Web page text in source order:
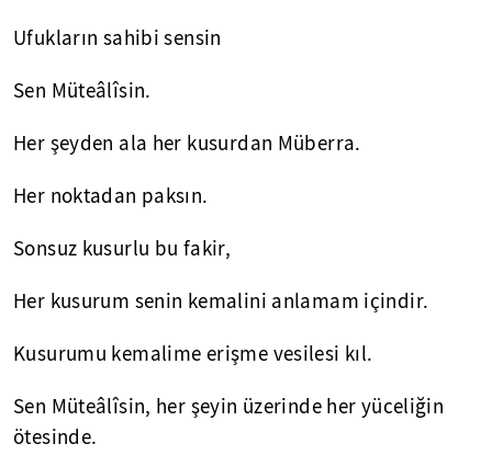
Ufukların sahibi sensin
Sen Müteâlîsin.
Her şeyden ala her kusurdan Müberra.
Her noktadan paksın.
Sonsuz kusurlu bu fakir,
Her kusurum senin kemalini anlamam içindir.
Kusurumu kemalime erişme vesilesi kıl.
Sen Müteâlîsin, her şeyin üzerinde her yüceliğin
ötesinde.